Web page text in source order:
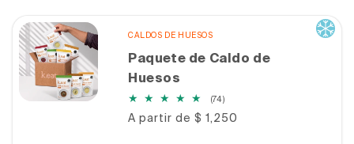
CALDOS DE HUESOS
Paquete de Caldo de
Huesos
(74)74
totales
Precio
A partir de $ 1,250